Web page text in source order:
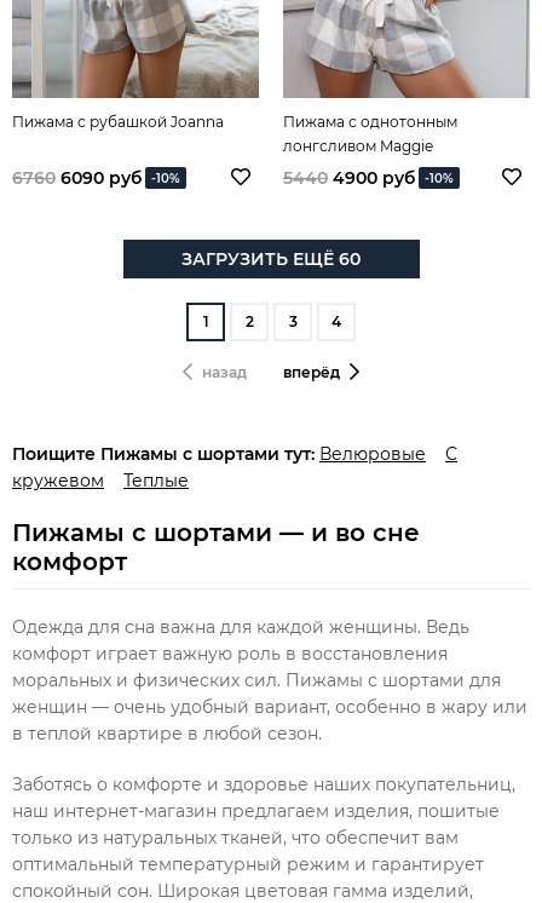
Пижама с рубашкой Joanna
6760 6090 руб -10%
Пижама с однотонным
лонгсливом Maggie
5440 4900 руб -10%
ЗАГРУЗИТЬ ЕЩЁ 60
назад
1 2 3 4
вперёд
Поищите Пижамы с шортами тут: Велюровые
С
кружевом
Теплые
Пижамы с шортами — и во сне
комфорт
Одежда для сна важна для каждой женщины. Ведь
комфорт играет важную роль в восстановления
моральных и физических сил. Пижамы с шортами для
женщин — очень удобный вариант, особенно в жару или
в теплой квартире в любой сезон.
Заботясь о комфорте и здоровье наших покупательниц,
наш интернет-магазин предлагаем изделия, пошитые
только из натуральных тканей, что обеспечит вам
оптимальный температурный режим и гарантирует
спокойный сон. Широкая цветовая гамма изделий,